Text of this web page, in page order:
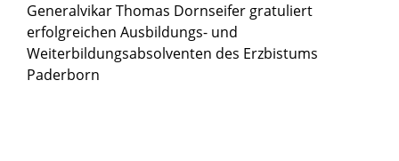
Generalvikar Thomas Dornseifer gratuliert
erfolgreichen Ausbildungs- und
Weiterbildungsabsolventen des Erzbistums
Paderborn